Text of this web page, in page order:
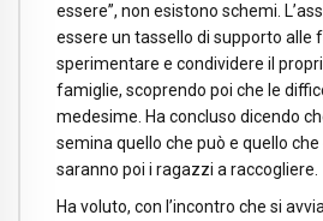
essere”, non esistono schemi.
essere un tassello di supporto alle
sperimentare e condividere il
famiglie, scoprendo poi che le
medesime. Ha concluso dicendo
semina quello che può e quello
saranno poi i ragazzi a raccogliere.
Ha voluto, con l’incontro che si